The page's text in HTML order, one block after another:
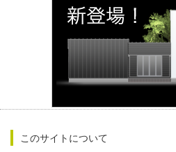
このサイトについて